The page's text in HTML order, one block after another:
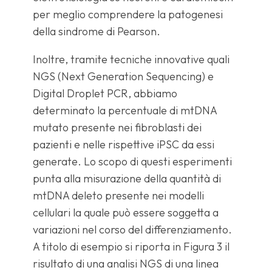
per meglio comprendere la patogenesi
della sindrome di Pearson.
Inoltre, tramite tecniche innovative quali
NGS (Next Generation Sequencing) e
Digital Droplet PCR, abbiamo
determinato la percentuale di mtDNA
mutato presente nei fibroblasti dei
pazienti e nelle rispettive iPSC da essi
generate. Lo scopo di questi esperimenti
punta alla misurazione della quantità di
mtDNA deleto presente nei modelli
cellulari la quale può essere soggetta a
variazioni nel corso del differenziamento.
A titolo di esempio si riporta in Figura 3 il
risultato di una analisi NGS di una linea